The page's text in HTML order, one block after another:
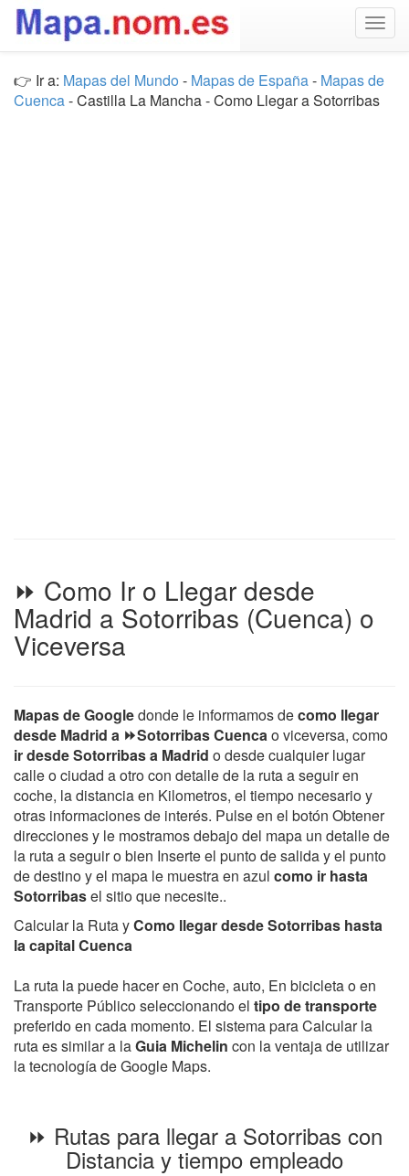
👉 Ir a: Mapas del Mundo - Mapas de España- Mapas de
Cuenca- Castilla La Mancha - Como Llegar a Sotorribas
⏩ Como Ir o Llegar desde
Madrid a Sotorribas (Cuenca) o
Viceversa
Mapas de Googledonde le informamos decomo llegar
desde Madrid a ⏩Sotorribas Cuencao viceversa, como
ir desde Sotorribas a Madrid o desde cualquier lugar
calle o ciudad a otro con detalle de la ruta a seguir en
coche, la distancia en Kilometros, el tiempo necesario y
otras informaciones de interés. Pulse en el botón Obtener
direcciones y le mostramos debajo del mapa un detalle de
la ruta a seguir o bien Inserte el punto de salida y el punto
de destino y el mapa le muestra en azul como ir hasta
Sotorribasel sitio que necesite..
Calcular la Ruta yComo llegar desde Sotorribas hasta
la capital Cuenca
La ruta la puede hacer en Coche, auto, En bicicleta o en
Transporte Público seleccionando el tipo de transporte
preferido en cada momento. El sistema para Calcular la
ruta es similar a laGuia Michelin con la ventaja de utilizar
la tecnología de Google Maps.
⏩ Rutas para llegar a Sotorribas con
Distancia y tiempo empleado